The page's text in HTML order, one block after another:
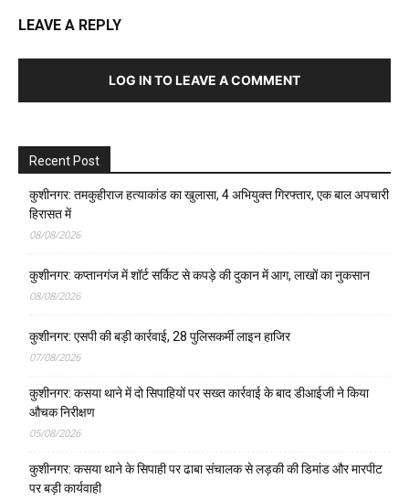
LEAVE A REPLY
LOG IN TO LEAVE A COMMENT
Recent Post
कुशीनगर: तमकुहीराज हत्याकांड का खुलासा, 4 अभियुक्त गिरफ्तार, एक बाल अपचारी
हिरासत में
08/08/2026
कुशीनगर: कप्तानगंज में शॉर्ट सर्किट से कपड़े की दुकान में आग, लाखों का नुकसान
08/08/2026
कुशीनगर: एसपी की बड़ी कार्रवाई, 28 पुलिसकर्मी लाइन हाजिर
07/08/2026
कुशीनगर: कसया थाने में दो सिपाहियों पर सख्त कार्रवाई के बाद डीआईजी ने किया
औचक निरीक्षण
05/08/2026
कुशीनगर: कसया थाने के सिपाही पर ढाबा संचालक से लड़की की डिमांड और मारपीट
पर बड़ी कार्यवाही